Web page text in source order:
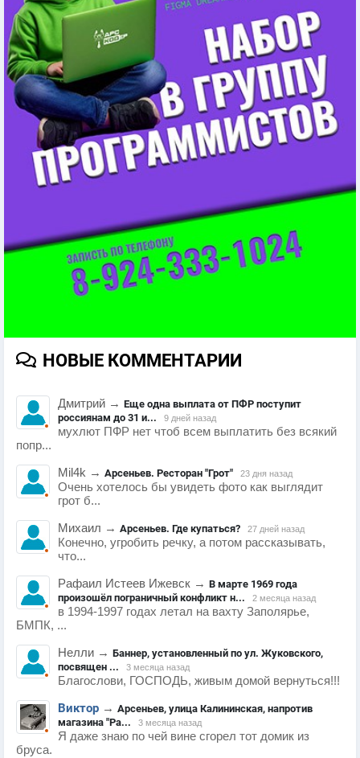
НОВЫЕ КОММЕНТАРИИ
Дмитрий → Еще одна выплата от ПФР поступит
россиянам до 31 и...
9 дней назад
мухлют ПФР нет чтоб всем выплатить без всякий
попр...
Mil4k → Арсеньев. Ресторан "Грот" 23 дня назад
Очень хотелось бы увидеть фото как выглядит
грот б...
Михаил → Арсеньев. Где купаться? 27 дней назад
Конечно, угробить речку, а потом рассказывать,
что...
Рафаил Истеев Ижевск → В марте 1969 года
произошёл пограничный конфликт н...
2 месяца назад
в 1994-1997 годах летал на вахту Заполярье,
БМПК, ...
Нелли → Баннер, установленный по ул. Жуковского,
посвящен ...
3 месяца назад
Благослови, ГОСПОДЬ, живым домой вернуться!!!
Виктор → Арсеньев, улица Калининская, напротив
магазина "Ра...
3 месяца назад
Я даже знаю по чей вине сгорел тот домик из
бруса.